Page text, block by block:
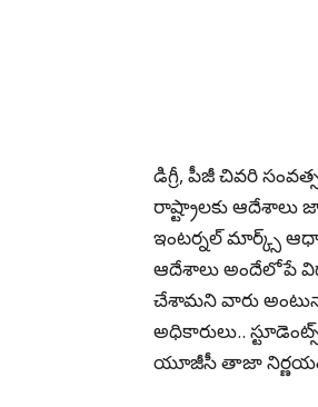
డిగ్రీ, పీజీ చివరి
రాష్ట్రాలకు ఆదేశాలు
ఇంటర్నల్ మార్క్స్
ఆదేశాలు అందేలోపే
చేశామని వారు
అధికారులు..
యూజీసీ తాజా